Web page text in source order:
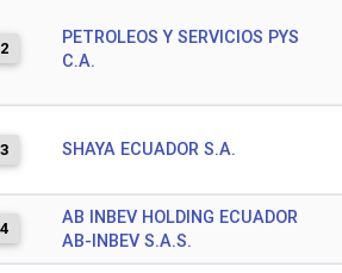
PETROLEOS Y SERVICIOS PYS
C.A.
SHAYA ECUADOR S.A.
AB INBEV HOLDING ECUADOR
AB-INBEV S.A.S.